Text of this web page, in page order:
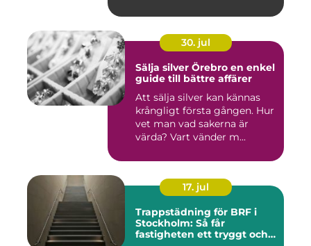
30. jul
Sälja silver Örebro en enkel
guide till bättre affärer
Att sälja silver kan kännas
krångligt första gången. Hur
vet man vad sakerna är
värda? Vart vänder m...
17. jul
Trappstädning för BRF i
Stockholm: Så får
fastigheten ett tryggt och